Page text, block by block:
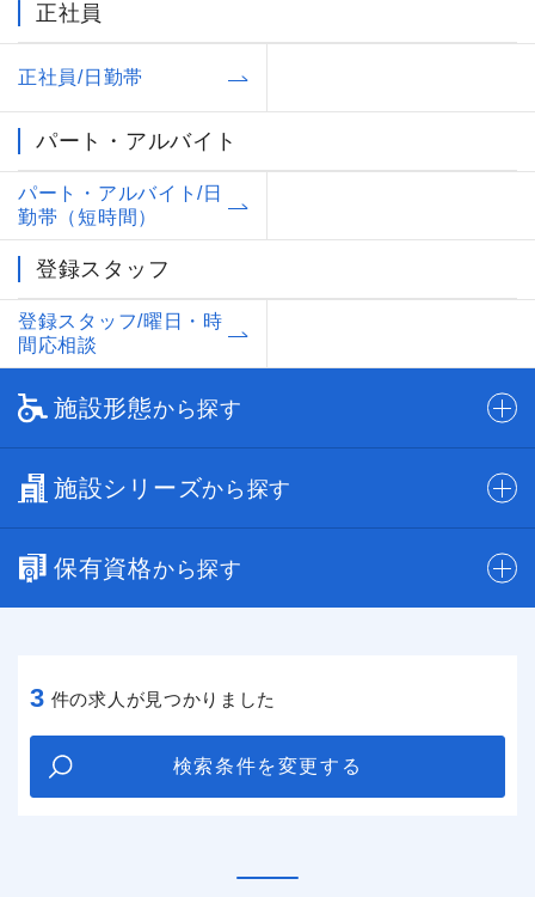
正社員
正社員/日勤帯
パート・アルバイト
パート・アルバイト/日
勤帯（短時間）
登録スタッフ
登録スタッフ/曜日・時
間応相談
施設形態から探す
施設シリーズから探す
保有資格から探す
3 件の求人が見つかりました
検索条件を変更する